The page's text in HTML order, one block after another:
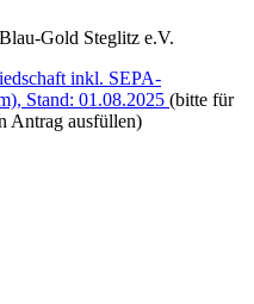
Gold Steglitz e.V.
inkl. SEPA-
Stand: 01.08.2025 (bitte für
Antrag ausfüllen)